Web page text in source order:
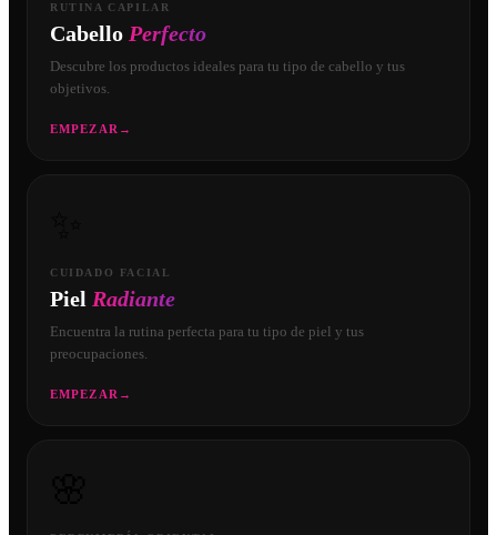
RUTINA CAPILAR
Cabello Perfecto
Descubre los productos ideales para tu tipo de cabello y tus
objetivos.
EMPEZAR →
CUIDADO FACIAL
Piel Radiante
Encuentra la rutina perfecta para tu tipo de piel y tus
preocupaciones.
EMPEZAR →